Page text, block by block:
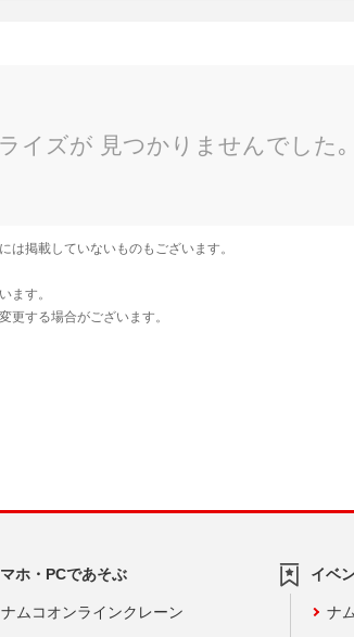
ホ・PCであそぶ
ナムコオンラインクレーン
イベ
ナ